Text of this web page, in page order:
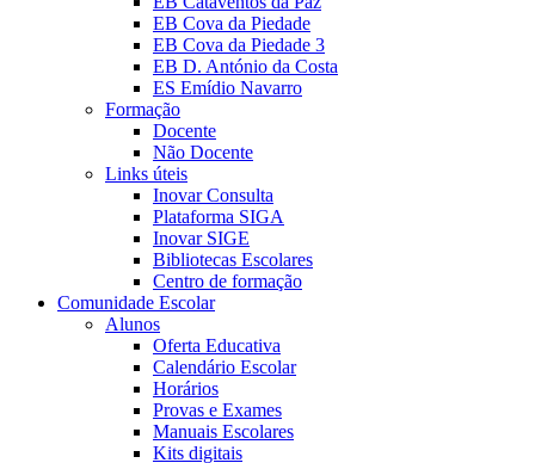
EB Cova da Piedade
EB Cova da Piedade 3
EB D. António da Costa
ES Emídio Navarro
Formação
Docente
Não Docente
Links úteis
Inovar Consulta
Plataforma SIGA
Inovar SIGE
Bibliotecas Escolares
Centro de formação
Comunidade Escolar
Alunos
Oferta Educativa
Calendário Escolar
Horários
Provas e Exames
Manuais Escolares
Kits digitais